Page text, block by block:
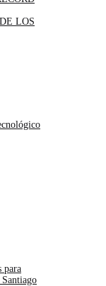
LOS
para